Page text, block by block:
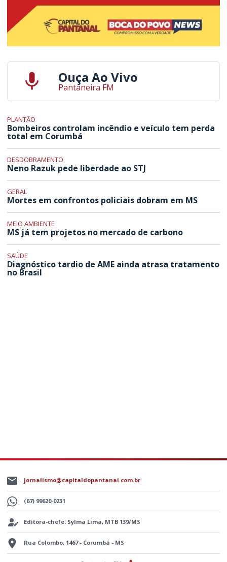
Ouça Ao Vivo
Pantaneira FM
PLANTÃO
Bombeiros controlam incêndio e veículo tem perda
total em Corumbá
DESDOBRAMENTO
Neno Razuk pede liberdade ao STJ
GERAL
Mortes em confrontos policiais dobram em MS
MEIO AMBIENTE
MS já tem projetos no mercado de carbono
SAÚDE
Diagnóstico tardio de AME ainda atrasa tratamento
no Brasil
jornalismo@capitaldopantanal.com.br
(67) 99620-0231
Editora-chefe: Sylma Lima, MTB 139/MS
Rua Colombo, 1467 - Corumbá - MS